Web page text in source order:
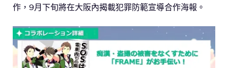
作，9月下旬將在大阪內揭載犯罪防範宣導合作海報。